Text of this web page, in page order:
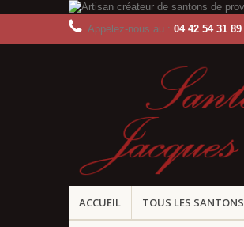
Appelez-nous au : 04 42 54 31 89
ACCUEIL TOUS LES SANTONS